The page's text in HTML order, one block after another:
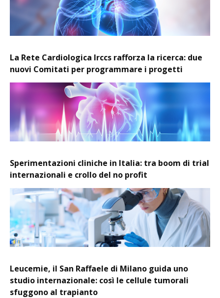
La Rete Cardiologica Irccs rafforza la ricerca: due
nuovi Comitati per programmare i progetti
Sperimentazioni cliniche in Italia: tra boom di trial
internazionali e crollo del no profit
Leucemie, il San Raffaele di Milano guida uno
studio internazionale: così le cellule tumorali
sfuggono al trapianto